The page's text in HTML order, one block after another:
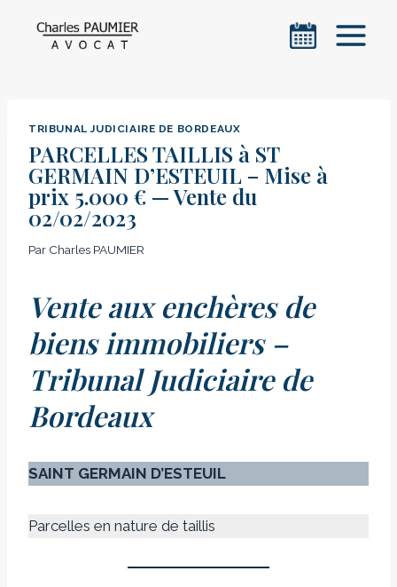
TRIBUNAL JUDICIAIRE DE BORDEAUX
PARCELLES TAILLIS à ST
GERMAIN D’ESTEUIL – Mise à
prix 5.000 € — Vente du
02/02/2023
Par Charles PAUMIER
Vente aux enchères de
biens immobiliers –
Tribunal Judiciaire de
Bordeaux
SAINT GERMAIN D’ESTEUIL
Parcelles en nature de taillis